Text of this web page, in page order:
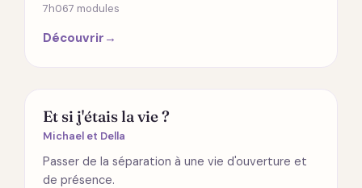
7h067 modules
Découvrir →
SPIRITUALITÉ
Et si j'étais la vie ?
Michael et Della
Passer de la séparation à une vie d'ouverture et
de présence.